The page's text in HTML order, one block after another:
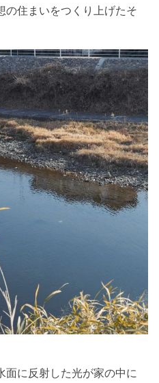
の住まいをつくり上げたそ
面に反射した光が家の中に